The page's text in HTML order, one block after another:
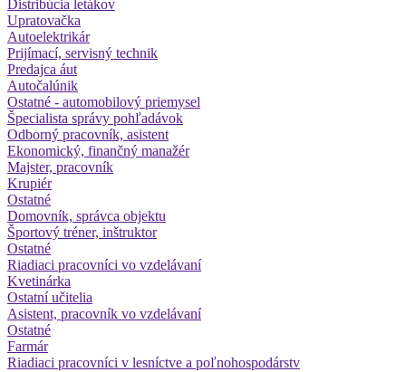
Distribúcia letákov
Upratovačka
Autoelektrikár
Prijímací, servisný technik
Predajca áut
Autočalúnik
Ostatné - automobilový priemysel
Špecialista správy pohľadávok
Odborný pracovník, asistent
Ekonomický, finančný manažér
Majster, pracovník
Krupiér
Ostatné
Domovník, správca objektu
Športový tréner, inštruktor
Ostatné
Riadiaci pracovníci vo vzdelávaní
Kvetinárka
Ostatní učitelia
Asistent, pracovník vo vzdelávaní
Ostatné
Farmár
Riadiaci pracovníci v lesníctve a poľnohospodárstv